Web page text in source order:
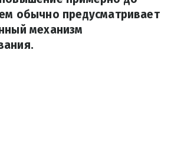
обычно предусматривает
механизм